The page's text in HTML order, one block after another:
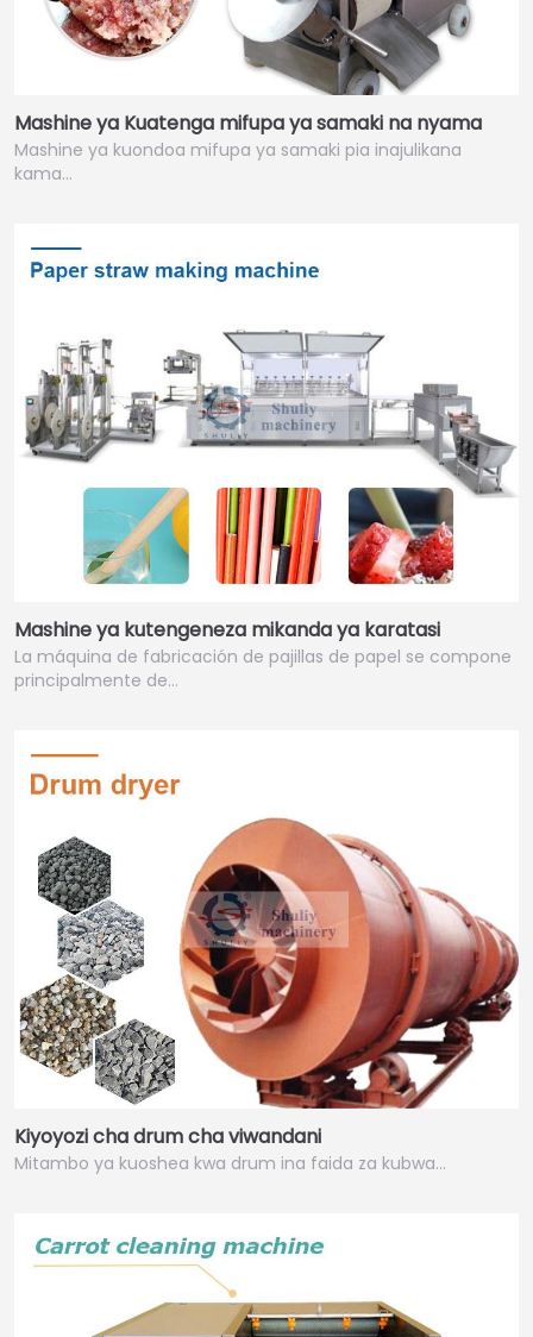
Mashine ya Kuatenga mifupa ya samaki na nyama
Mashine ya kuondoa mifupa ya samaki pia inajulikana
kama…
Mashine ya kutengeneza mikanda ya karatasi
La máquina de fabricación de pajillas de papel se compone
principalmente de…
Kiyoyozi cha drum cha viwandani
Mitambo ya kuoshea kwa drum ina faida za kubwa…